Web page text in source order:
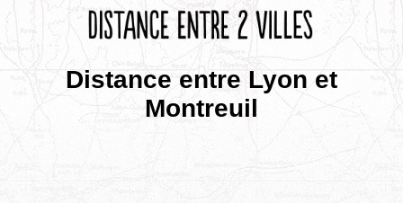
Distance entre Lyon et
Montreuil